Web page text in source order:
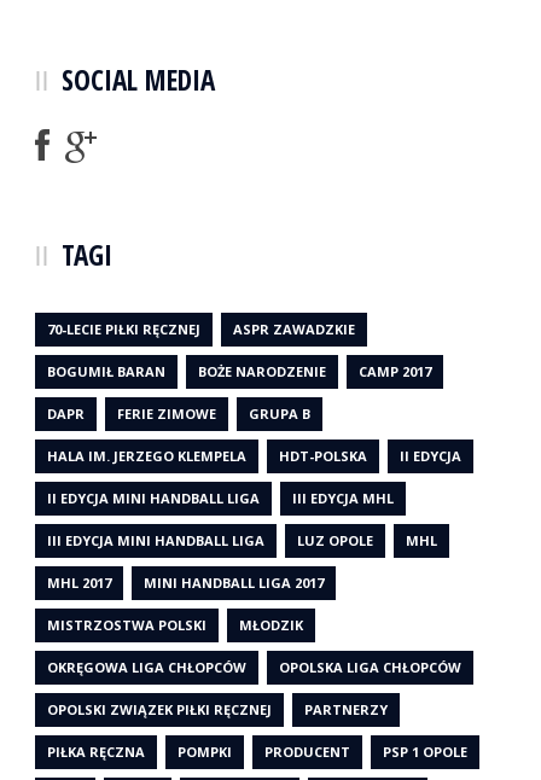
SOCIAL MEDIA
TAGI
70-LECIE PIŁKI RĘCZNEJ ASPR ZAWADZKIE
BOGUMIŁ BARAN BOŻE NARODZENIE CAMP 2017
DAPR FERIE ZIMOWE GRUPA B
HALA IM. JERZEGO KLEMPELA HDT-POLSKA II EDYCJA
II EDYCJA MINI HANDBALL LIGA III EDYCJA MHL
III EDYCJA MINI HANDBALL LIGA LUZ OPOLE MHL
MHL 2017 MINI HANDBALL LIGA 2017
MISTRZOSTWA POLSKI MŁODZIK
OKRĘGOWA LIGA CHŁOPCÓW OPOLSKA LIGA CHŁOPCÓW
OPOLSKI ZWIĄZEK PIŁKI RĘCZNEJ PARTNERZY
PIŁKA RĘCZNA POMPKI PRODUCENT PSP 1 OPOLE